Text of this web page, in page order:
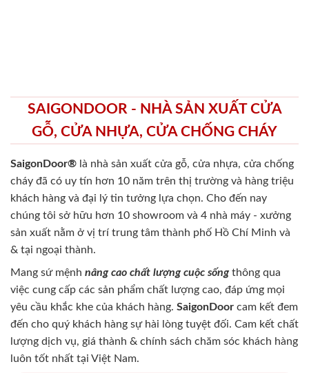
SAIGONDOOR - NHÀ SẢN XUẤT CỬA
GỖ, CỬA NHỰA, CỬA CHỐNG CHÁY
SaigonDoor® là nhà sản xuất cửa gỗ, cửa nhựa, cửa chống
cháy đã có uy tín hơn 10 năm trên thị trường và hàng triệu
khách hàng và đại lý tin tưởng lựa chọn. Cho đến nay
chúng tôi sở hữu hơn 10 showroom và 4 nhà máy - xưởng
sản xuất nằm ở vị trí trung tâm thành phố Hồ Chí Minh và
& tại ngoại thành.
Mang sứ mệnh nâng cao chất lượng cuộc sốngthông qua
việc cung cấp các sản phẩm chất lượng cao, đáp ứng mọi
yêu cầu khắc khe của khách hàng. SaigonDoor cam kết đem
đến cho quý khách hàng sự hài lòng tuyệt đối. Cam kết chất
lượng dịch vụ, giá thành & chính sách chăm sóc khách hàng
luôn tốt nhất tại Việt Nam.